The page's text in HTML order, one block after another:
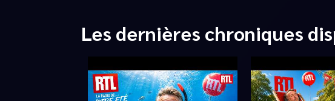
Les dernières chroniques